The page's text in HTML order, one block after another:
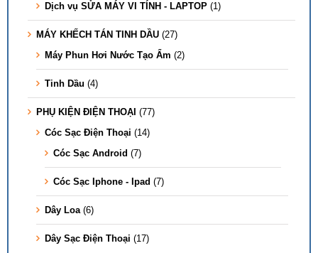
Dịch vụ SỬA MÁY VI TÍNH - LAPTOP (1)
MÁY KHẾCH TÁN TINH DẦU (27)
Máy Phun Hơi Nước Tạo Ẩm (2)
Tinh Dầu (4)
PHỤ KIỆN ĐIỆN THOẠI (77)
Cóc Sạc Điện Thoại (14)
Cóc Sạc Android (7)
Cóc Sạc Iphone - Ipad (7)
Dây Loa (6)
Dây Sạc Điện Thoại (17)